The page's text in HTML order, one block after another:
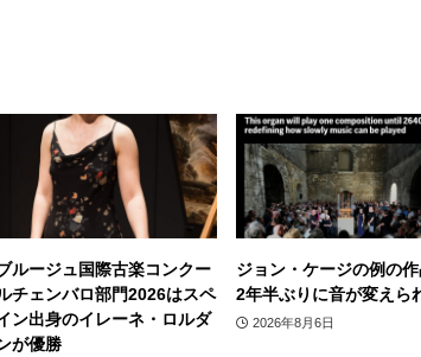
ルージュ国際古楽コンクー
チェンバロ部門2026はスペ
ン出身のイレーネ・ロルダ
が優勝
ジョン・ケージの例の作
2年半ぶりに音が変えら
2026年8月6日